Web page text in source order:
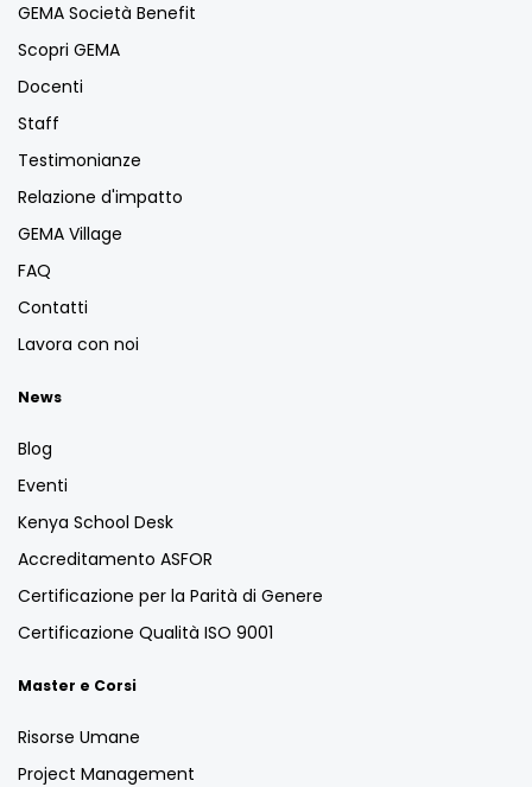
GEMA Società Benefit
Scopri GEMA
Docenti
Staff
Testimonianze
Relazione d'impatto
GEMA Village
FAQ
Contatti
Lavora con noi
News
Blog
Eventi
Kenya School Desk
Accreditamento ASFOR
Certificazione per la Parità di Genere
Certificazione Qualità ISO 9001
Master e Corsi
Risorse Umane
Project Management